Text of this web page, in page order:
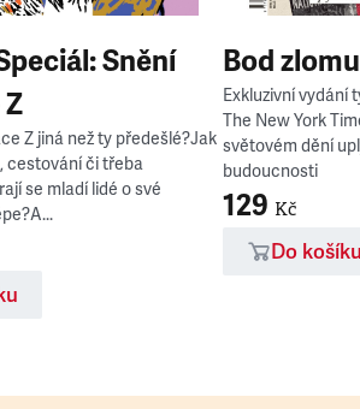
Snění
Z jiná než ty předešlé?Jak
cestování či třeba
se mladí lidé o své
Bod
Exkluzivní vydání
The New York
světovém dění
budoucnosti
129 Kč
Do košíku